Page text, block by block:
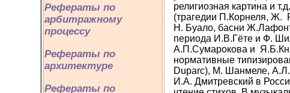
Рефераты по
арбитражному
процессу
Рефераты по
архитектуре
Рефераты по
религиозная картина и
(трагедии П.Корнеля, Ж.
Н. Буало, басни
периода И.В.Гёте и Ф.
А.П.Сумарокова и
нормативные
Duparc), М. Шанмеле,
И.А. Дмитревский в